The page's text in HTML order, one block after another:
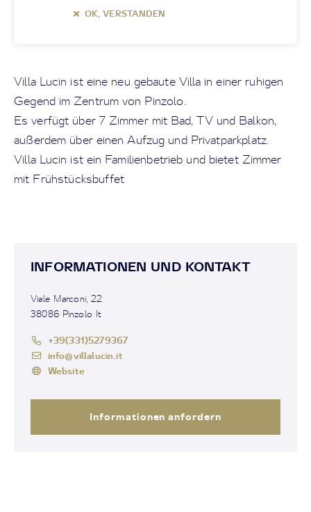
OK, VERSTANDEN
Villa Lucin ist eine neu gebaute Villa in einer ruhigen
Gegend im Zentrum von Pinzolo.
Es verfügt über 7 Zimmer mit Bad, TV und Balkon,
außerdem über einen Aufzug und Privatparkplatz.
Villa Lucin ist ein Familienbetrieb und bietet Zimmer
mit Frühstücksbuffet
INFORMATIONEN UND KONTAKT
Viale Marconi, 22
38086 Pinzolo It
+39(331)5279367
info@villalucin.it
Website
Informationen anfordern